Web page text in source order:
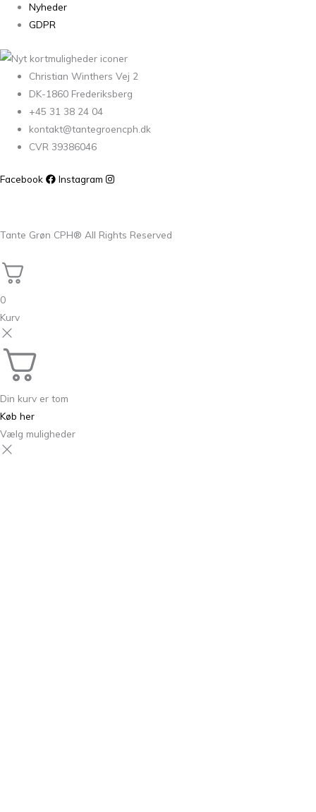
Nyheder
GDPR
Christian Winthers Vej 2
DK-1860 Frederiksberg
+45 31 38 24 04
kontakt@tantegroencph.dk
CVR 39386046
Facebook Instagram
Tante Grøn CPH® All Rights Reserved
0
Kurv
Din kurv er tom
Køb her
Vælg muligheder